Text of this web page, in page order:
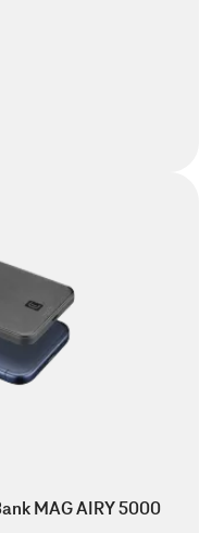
MAG AIRY 5000